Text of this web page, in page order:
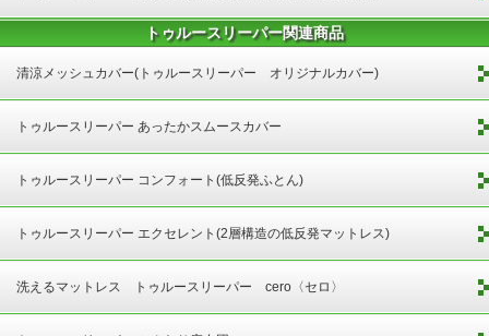
トゥルースリーパー関連商品
清涼メッシュカバー(トゥルースリーパー オリジナルカバー)
トゥルースリーパー あったかスムースカバー
トゥルースリーパー コンフォート(低反発ふとん)
トゥルースリーパー エクセレント(2層構造の低反発マットレス)
洗えるマットレス トゥルースリーパー cero〈セロ〉